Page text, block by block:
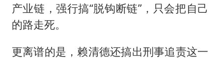
产业链，强行搞“脱钩断链”，只会把自己
的路走死。
更离谱的是，赖清德还搞出刑事追责这一